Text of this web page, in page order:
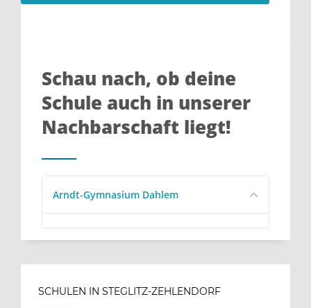
Schau nach, ob deine
Schule auch in unserer
Nachbarschaft liegt!
Arndt-Gymnasium Dahlem
SCHULEN IN STEGLITZ-ZEHLENDORF